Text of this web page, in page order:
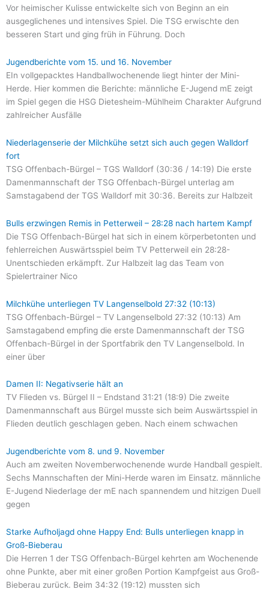
Vor heimischer Kulisse entwickelte sich von Beginn an ein
ausgeglichenes und intensives Spiel. Die TSG erwischte den
besseren Start und ging früh in Führung. Doch
Jugendberichte vom 15. und 16. November
EIn vollgepacktes Handballwochenende liegt hinter der Mini-
Herde. Hier kommen die Berichte: männliche E-Jugend mE zeigt
im Spiel gegen die HSG Dietesheim-Mühlheim Charakter Aufgrund
zahlreicher Ausfälle
Niederlagenserie der Milchkühe setzt sich auch gegen Walldorf
fort
TSG Offenbach-Bürgel – TGS Walldorf (30:36 / 14:19) Die erste
Damenmannschaft der TSG Offenbach-Bürgel unterlag am
Samstagabend der TGS Walldorf mit 30:36. Bereits zur Halbzeit
Bulls erzwingen Remis in Petterweil – 28:28 nach hartem Kampf
Die TSG Offenbach-Bürgel hat sich in einem körperbetonten und
fehlerreichen Auswärtsspiel beim TV Petterweil ein 28:28-
Unentschieden erkämpft. Zur Halbzeit lag das Team von
Spielertrainer Nico
Milchkühe unterliegen TV Langenselbold 27:32 (10:13)
TSG Offenbach-Bürgel – TV Langenselbold 27:32 (10:13) Am
Samstagabend empfing die erste Damenmannschaft der TSG
Offenbach-Bürgel in der Sportfabrik den TV Langenselbold. In
einer über
Damen II: Negativserie hält an
TV Flieden vs. Bürgel II – Endstand 31:21 (18:9) Die zweite
Damenmannschaft aus Bürgel musste sich beim Auswärtsspiel in
Flieden deutlich geschlagen geben. Nach einem schwachen
Jugendberichte vom 8. und 9. November
Auch am zweiten Novemberwochenende wurde Handball gespielt.
Sechs Mannschaften der Mini-Herde waren im Einsatz. männliche
E-Jugend Niederlage der mE nach spannendem und hitzigen Duell
gegen
Starke Aufholjagd ohne Happy End: Bulls unterliegen knapp in
Groß-Bieberau
Die Herren 1 der TSG Offenbach-Bürgel kehrten am Wochenende
ohne Punkte, aber mit einer großen Portion Kampfgeist aus Groß-
Bieberau zurück. Beim 34:32 (19:12) mussten sich